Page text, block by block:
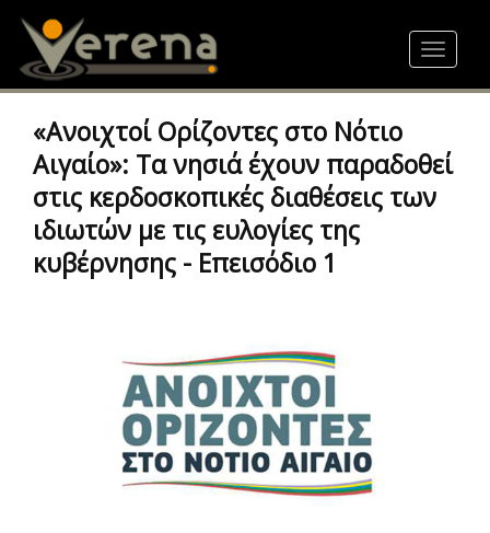
content
Toggle
«Ανοιχτοί Ορίζοντες στο Νότιο
Αιγαίο»: Τα νησιά έχουν παραδοθεί
στις κερδοσκοπικές διαθέσεις των
ιδιωτών με τις ευλογίες της
κυβέρνησης - Επεισόδιο 1